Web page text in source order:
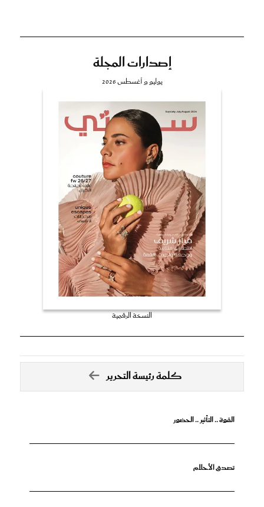
إصدارات المجلة
يوليو و أغسطس 2026
النسخة الرقمية
كلمة رئيسة التحرير
القوة .. التأثير .. الحضور
تصدق الأحلام